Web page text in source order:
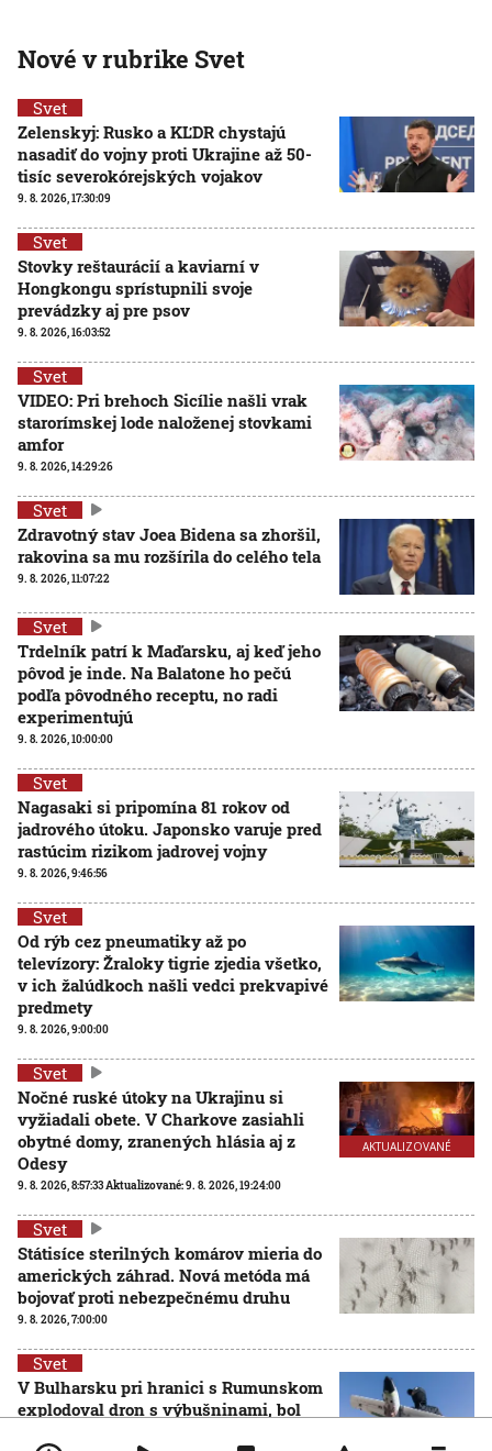
Nové v rubrike Svet
Svet
Zelenskyj: Rusko a KĽDR chystajú
nasadiť do vojny proti Ukrajine až 50-
tisíc severokórejských vojakov
9. 8. 2026, 17:30:09
Svet
Stovky reštaurácií a kaviarní v
Hongkongu sprístupnili svoje
prevádzky aj pre psov
9. 8. 2026, 16:03:52
Svet
VIDEO: Pri brehoch Sicílie našli vrak
starorímskej lode naloženej stovkami
amfor
9. 8. 2026, 14:29:26
Svet
Zdravotný stav Joea Bidena sa zhoršil,
rakovina sa mu rozšírila do celého tela
9. 8. 2026, 11:07:22
Svet
Trdelník patrí k Maďarsku, aj keď jeho
pôvod je inde. Na Balatone ho pečú
podľa pôvodného receptu, no radi
experimentujú
9. 8. 2026, 10:00:00
Svet
Nagasaki si pripomína 81 rokov od
jadrového útoku. Japonsko varuje pred
rastúcim rizikom jadrovej vojny
9. 8. 2026, 9:46:56
Svet
Od rýb cez pneumatiky až po
televízory: Žraloky tigrie zjedia všetko,
v ich žalúdkoch našli vedci prekvapivé
predmety
9. 8. 2026, 9:00:00
AKTUALIZOVANÉ
Svet
Nočné ruské útoky na Ukrajinu si
vyžiadali obete. V Charkove zasiahli
obytné domy, zranených hlásia aj z
Odesy
9. 8. 2026, 8:57:33Aktualizované:9. 8. 2026, 19:24:00
Svet
Státisíce sterilných komárov mieria do
amerických záhrad. Nová metóda má
bojovať proti nebezpečnému druhu
9. 8. 2026, 7:00:00
Svet
V Bulharsku pri hranici s Rumunskom
explodoval dron s výbušninami, bol